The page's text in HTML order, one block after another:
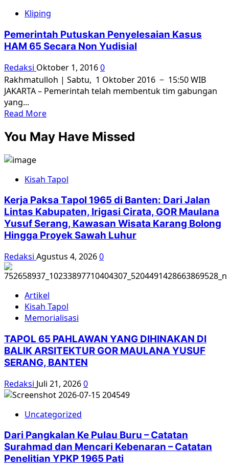
Usulan
soal
Badan
Tragedi
65
Tak
dan
Akal
Kliping
Pemerintah Putuskan Penyelesaian Kasus
HAM 65 Secara Non Yudisial
Redaksi Oktober 1, 20160
Rakhmatulloh | Sabtu, 1 Oktober 2016 − 15:50 WIB
JAKARTA – Pemerintah telah membentuk tim gabungan
yang...
Read MoreRead
about
Pemerintah
Kasus
65
Secara
Non
Yudisial
You May Have Missed
Kisah Tapol
Kerja Paksa Tapol 1965 di Banten: Dari Jalan
Lintas Kabupaten, Irigasi Cirata, GOR Maulana
Yusuf Serang, Kawasan Wisata Karang Bolong
Hingga Proyek Sawah Luhur
Redaksi Agustus 4, 20260
Artikel
Kisah Tapol
Memorialisasi
TAPOL 65 PAHLAWAN YANG DIHINAKAN DI
BALIK ARSITEKTUR GOR MAULANA YUSUF
SERANG, BANTEN
Redaksi Juli 21, 20260
Uncategorized
Dari Pangkalan Ke Pulau Buru – Catatan
Surahmad dan Mencari Kebenaran – Catatan
Penelitian YPKP 1965 Pati